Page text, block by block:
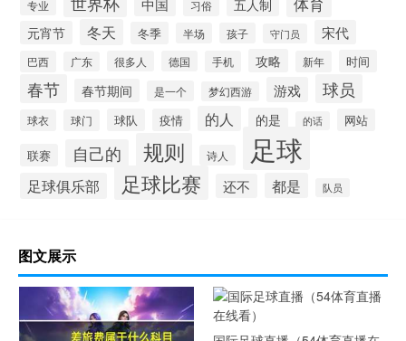
专业 习俗 五人制
元宵节 冬天 冬季 半场 孩子 守门员 宋代
巴西 广东 很多人 德国 手机 攻略 新年 时间
春节 春节期间 是一个 梦幻西游 游戏 球员
球衣 球门 球队 疫情 的人 的是 的话 网站
联赛 自己的 规则 诗人 足球
足球俱乐部 足球比赛 还不 都是 队员
图文展示